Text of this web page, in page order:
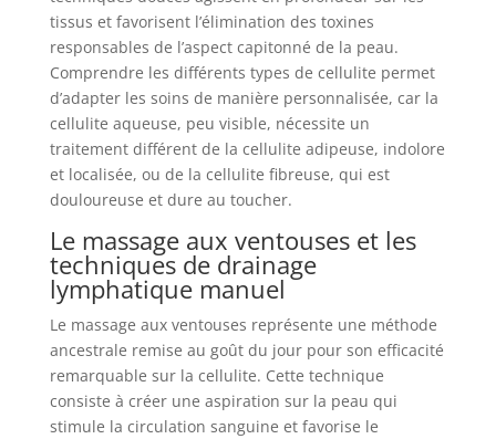
tissus et favorisent l’élimination des toxines
responsables de l’aspect capitonné de la peau.
Comprendre les différents types de cellulite permet
d’adapter les soins de manière personnalisée, car la
cellulite aqueuse, peu visible, nécessite un
traitement différent de la cellulite adipeuse, indolore
et localisée, ou de la cellulite fibreuse, qui est
douloureuse et dure au toucher.
Le massage aux ventouses et les
techniques de drainage
lymphatique manuel
Le massage aux ventouses représente une méthode
ancestrale remise au goût du jour pour son efficacité
remarquable sur la cellulite. Cette technique
consiste à créer une aspiration sur la peau qui
stimule la circulation sanguine et favorise le